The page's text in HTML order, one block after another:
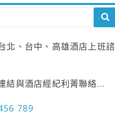
北、台中、高雄酒店上班諮
結與酒店經紀利菁聯絡...
789